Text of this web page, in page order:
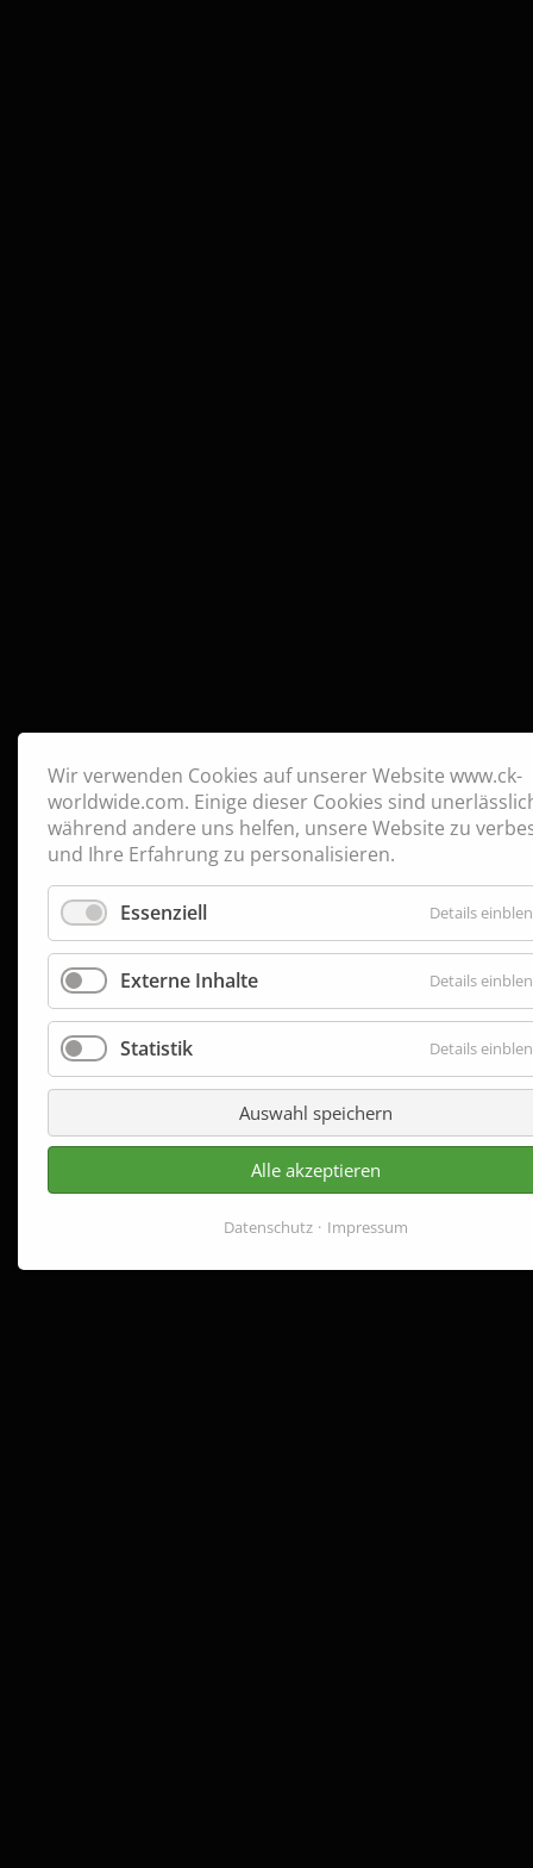
Wir verwenden Cookies auf unserer Website www.ck-
worldwide.com. Einige dieser Cookies sind
während andere uns helfen, unsere Website zu
und Ihre Erfahrung zu personalisieren.
Essenziell Details
Externe Inhalte Details
Statistik Details
Auswahl speichern
Alle akzeptieren
Datenschutz Impressum